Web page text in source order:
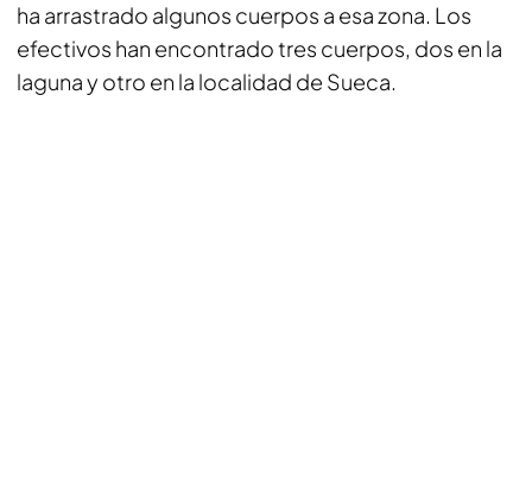
ha arrastrado algunos cuerpos a esa zona. Los
efectivos han encontrado tres cuerpos, dos en la
laguna y otro en la localidad de Sueca.